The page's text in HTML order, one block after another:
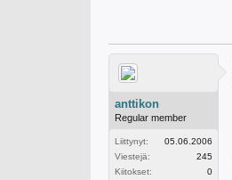
anttikon
Regular member
Liittynyt:
05.06.2006
Viestejä:
245
Kiitokset:
0